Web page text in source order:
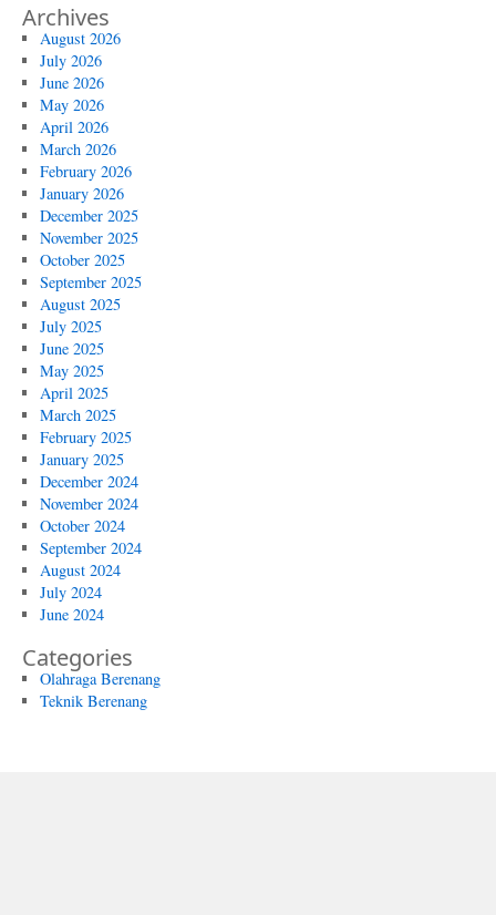
Archives
August 2026
July 2026
June 2026
May 2026
April 2026
March 2026
February 2026
January 2026
December 2025
November 2025
October 2025
September 2025
August 2025
July 2025
June 2025
May 2025
April 2025
March 2025
February 2025
January 2025
December 2024
November 2024
October 2024
September 2024
August 2024
July 2024
June 2024
Categories
Olahraga Berenang
Teknik Berenang